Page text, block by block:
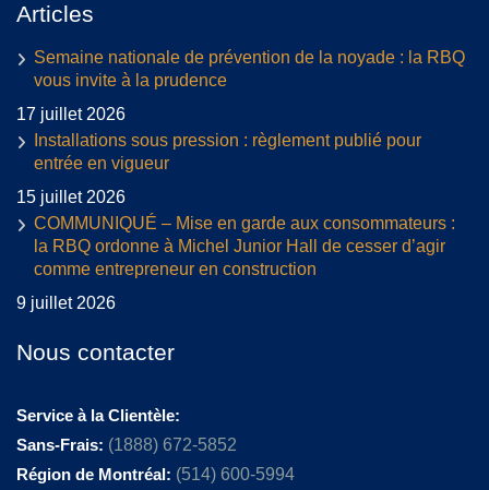
Articles
Semaine nationale de prévention de la noyade : la RBQ
vous invite à la prudence
17 juillet 2026
Installations sous pression : règlement publié pour
entrée en vigueur
15 juillet 2026
COMMUNIQUÉ – Mise en garde aux consommateurs :
la RBQ ordonne à Michel Junior Hall de cesser d’agir
comme entrepreneur en construction
9 juillet 2026
Nous contacter
Service à la Clientèle:
Sans-Frais: (1888) 672-5852
Région de Montréal: (514) 600-5994